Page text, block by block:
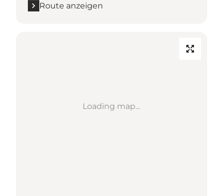
Route anzeigen
Loading map...